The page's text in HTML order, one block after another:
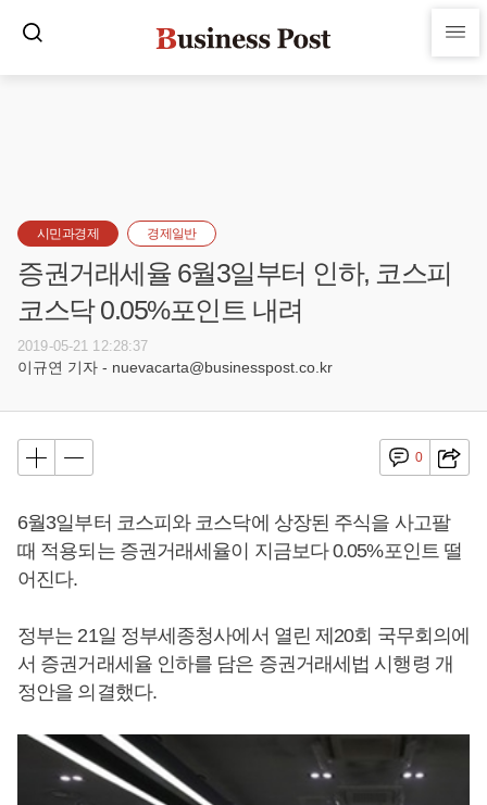
시민과경제 경제일반
증권거래세율 6월3일부터 인하, 코스피
코스닥 0.05%포인트 내려
2019-05-21 12:28:37
이규연 기자 - nuevacarta@businesspost.co.kr
0
6월3일부터 코스피와 코스닥에 상장된 주식을 사고팔
때 적용되는 증권거래세율이 지금보다 0.05%포인트 떨
어진다.
정부는 21일 정부세종청사에서 열린 제20회 국무회의에
서 증권거래세율 인하를 담은 증권거래세법 시행령 개
정안을 의결했다.